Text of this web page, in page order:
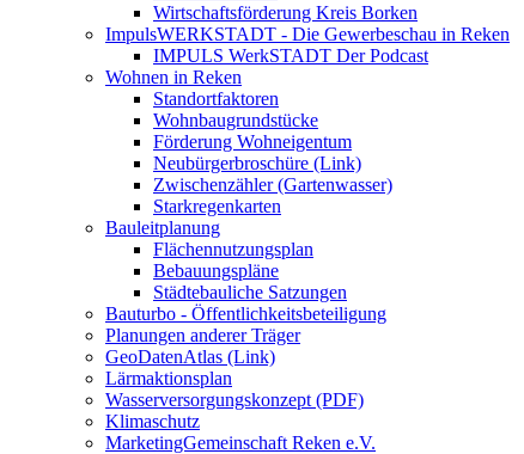
Wirtschaftsförderung Kreis Borken
ImpulsWERKSTADT - Die Gewerbeschau in Reken
IMPULS WerkSTADT Der Podcast
Wohnen in Reken
Standortfaktoren
Wohnbaugrundstücke
Förderung Wohneigentum
Neubürgerbroschüre (Link)
Zwischenzähler (Gartenwasser)
Starkregenkarten
Bauleitplanung
Flächennutzungsplan
Bebauungspläne
Städtebauliche Satzungen
Bauturbo - Öffentlichkeitsbeteiligung
Planungen anderer Träger
GeoDatenAtlas (Link)
Lärmaktionsplan
Wasserversorgungskonzept (PDF)
Klimaschutz
MarketingGemeinschaft Reken e.V.